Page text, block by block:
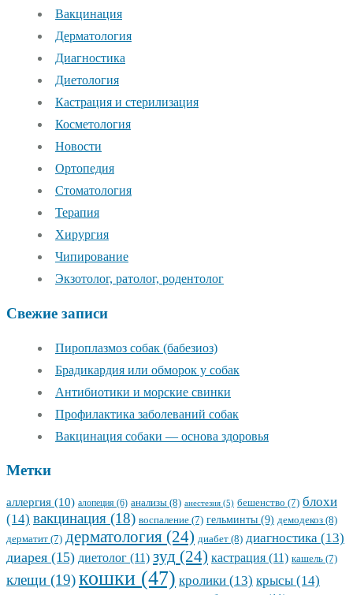
Вакцинация
Дерматология
Диагностика
Диетология
Кастрация и стерилизация
Косметология
Новости
Ортопедия
Стоматология
Терапия
Хирургия
Чипирование
Экзотолог, ратолог, родентолог
Свежие записи
Пироплазмоз собак (бабезиоз)
Брадикардия или обморок у собак
Антибиотики и морские свинки
Профилактика заболеваний собак
Вакцинация собаки — основа здоровья
Метки
аллергия (10) алопеция (6) анализы (8) анестезия (5) бешенство (7) блохи
(14) вакцинация (18) воспаление (7) гельминты (9) демодекоз (8)
дерматит (7) дерматология (24) диабет (8) диагностика (13)
диарея (15) диетолог (11) зуд (24) кастрация (11) кашель (7)
клещи (19)кошки (47) кролики (13) крысы (14)